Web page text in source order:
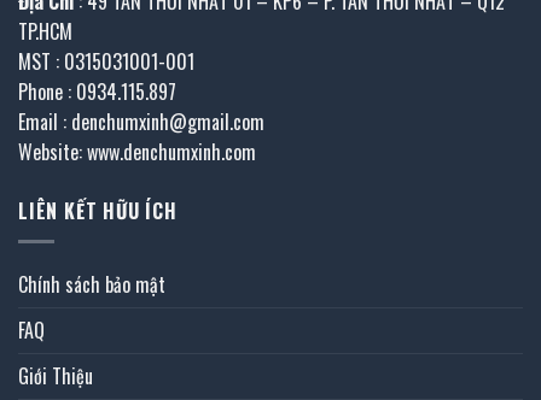
TP.HCM
MST : 0315031001-001
Phone : 0934.115.897
Email : denchumxinh@gmail.com
Website: www.denchumxinh.com
LIÊN KẾT HỮU ÍCH
Chính sách bảo mật
FAQ
Giới Thiệu